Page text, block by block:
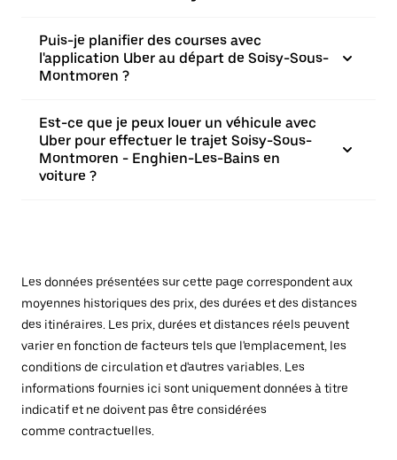
Puis-je planifier des courses avec
l'application Uber au départ de Soisy-Sous-
Montmoren ?
Est-ce que je peux louer un véhicule avec
Uber pour effectuer le trajet Soisy-Sous-
Montmoren - Enghien-Les-Bains en
voiture ?
Les données présentées sur cette page correspondent aux
moyennes historiques des prix, des durées et des distances
des itinéraires. Les prix, durées et distances réels peuvent
varier en fonction de facteurs tels que l'emplacement, les
conditions de circulation et d'autres variables. Les
informations fournies ici sont uniquement données à titre
indicatif et ne doivent pas être considérées
comme contractuelles.